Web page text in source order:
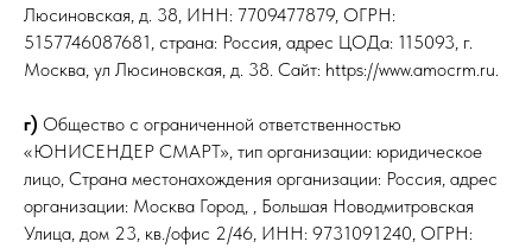
Люсиновская, д. 38, ИНН: 7709477879, ОГРН:
5157746087681, cтрана: Россия, адрес ЦОДа: 115093, г.
Москва, ул Люсиновская, д. 38. Сайт: https://www.amocrm.ru.
г) Общество с ограниченной ответственностью
«ЮНИСЕНДЕР СМАРТ», тип организации: юридическое
лицо, Страна местонахождения организации: Россия, адрес
организации: Москва Город, , Большая Новодмитровская
Улица, дом 23, кв./офис 2/46, ИНН: 9731091240, ОГРН: